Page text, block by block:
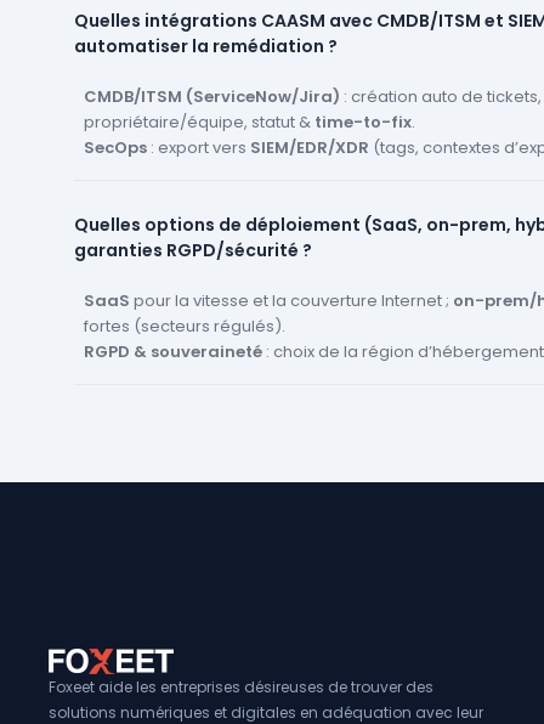
alertes dedrift(nouvel hôte, nouveau sous-domaine).
Shadow IT: surfaces hors périmètre (apps SaaS non
Quelles intégrations CAASM avec CMDB/ITSM et
automatiser la remédiation ?
CMDB/ITSM (ServiceNow/Jira) : création auto de
propriétaire/équipe, statut & time-to-fix.
SecOps: export vers SIEM/EDR/XDR (tags, contextes
d’exposition.
Quelles options de déploiement (SaaS, on-prem,
garanties RGPD/sécurité ?
SaaS pour la vitesse et la couverture Internet ; on-prem/
fortes (secteurs régulés).
RGPD & souveraineté: choix de la région
Foxeet aide les entreprises désireuses de trouver des
solutions numériques et digitales en adéquation avec leur